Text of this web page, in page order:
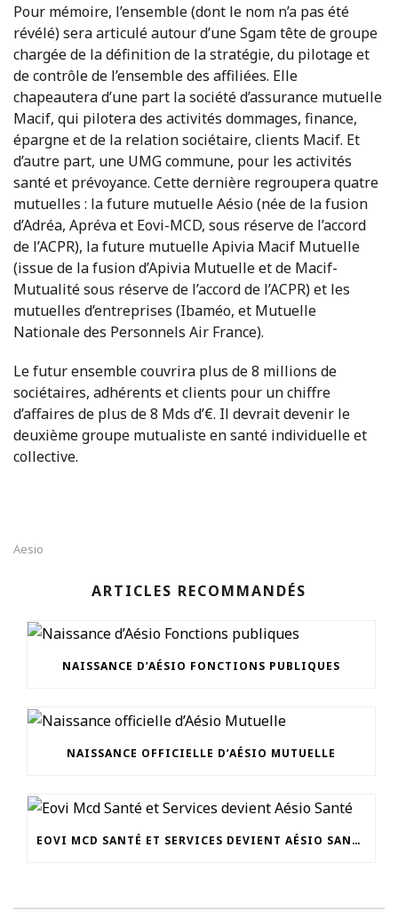
Pour mémoire, l’ensemble (dont le nom n’a pas été
révélé) sera articulé autour d’une Sgam tête de groupe
chargée de la définition de la stratégie, du pilotage et
de contrôle de l’ensemble des affiliées. Elle
chapeautera d’une part la société d’assurance mutuelle
Macif, qui pilotera des activités dommages, finance,
épargne et de la relation sociétaire, clients Macif. Et
d’autre part, une UMG commune, pour les activités
santé et prévoyance. Cette dernière regroupera quatre
mutuelles : la future mutuelle Aésio (née de la fusion
d’Adréa, Apréva et Eovi-MCD, sous réserve de l’accord
de l’ACPR), la future mutuelle Apivia Macif Mutuelle
(issue de la fusion d’Apivia Mutuelle et de Macif-
Mutualité sous réserve de l’accord de l’ACPR) et les
mutuelles d’entreprises (Ibaméo, et Mutuelle
Nationale des Personnels Air France).
Le futur ensemble couvrira plus de 8 millions de
sociétaires, adhérents et clients pour un chiffre
d’affaires de plus de 8 Mds d’€. Il devrait devenir le
deuxième groupe mutualiste en santé individuelle et
collective.
Aesio
ARTICLES RECOMMANDÉS
NAISSANCE D’AÉSIO FONCTIONS PUBLIQUES
NAISSANCE OFFICIELLE D’AÉSIO MUTUELLE
EOVI MCD SANTÉ ET SERVICES DEVIENT AÉSIO SANTÉ